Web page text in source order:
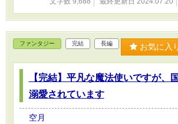
ファンタジー 完結 長編 お気に入
【完結】平凡な魔法使いですが、
溺愛されています
空月